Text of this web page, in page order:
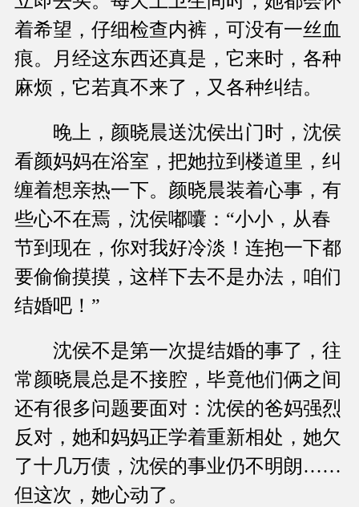
着希望，仔细检查内裤，可没有一丝血
痕。月经这东西还真是，它来时，各种
麻烦，它若真不来了，又各种纠结。
晚上，颜晓晨送沈侯出门时，沈侯
看颜妈妈在浴室，把她拉到楼道里，纠
缠着想亲热一下。颜晓晨装着心事，有
些心不在焉，沈侯嘟囔：“小小，从春
节到现在，你对我好冷淡！连抱一下都
要偷偷摸摸，这样下去不是办法，咱们
结婚吧！”
沈侯不是第一次提结婚的事了，往
常颜晓晨总是不接腔，毕竟他们俩之间
还有很多问题要面对：沈侯的爸妈强烈
反对，她和妈妈正学着重新相处，她欠
了十几万债，沈侯的事业仍不明朗……
但这次，她心动了。